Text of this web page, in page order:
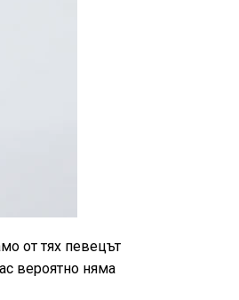
от тях певецът
вероятно няма